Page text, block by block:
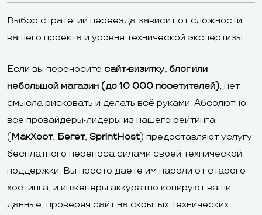
Выбор стратегии переезда зависит от сложности
вашего проекта и уровня технической экспертизы.
Если вы переносите сайт-визитку, блог или
небольшой магазин (до 10 000 посетителей), нет
смысла рисковать и делать всё руками. Абсолютно
все провайдеры-лидеры из нашего рейтинга
(МакХост, Бегет, SprintHost) предоставляют услугу
бесплатного переноса силами своей технической
поддержки. Вы просто даете им пароли от старого
хостинга, и инженеры аккуратно копируют ваши
данные, проверяя сайт на скрытых технических